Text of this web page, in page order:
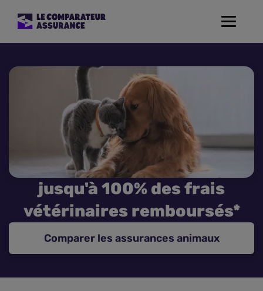
Toggle
Assurance Moto
Assurance Habitation
Assurance de prêt
Prévoyance
Assurance Animaux
jusqu'à 100% des frais
vétérinaires remboursés*
Comparer les assurances animaux